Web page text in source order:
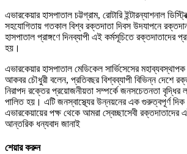
এভারকেয়ার হাসপাতাল চট্টগ্রাম, রোটারি ইন্টারন্যাশনাল
সহযোগিতায় গতকাল বিশ্ব রক্তদাতা দিবস উদযাপনে
হাসপাতাল প্রাঙ্গণে দিনব্যাপী এই কর্মসূচিতে রক্তদাতাদের
হয়।
এভারকেয়ার হাসপাতাল মেডিকেল সার্ভিসেসের
আকবর চৌধুরী বলেন, প্রতিবছর বিশ্বব্যাপী বিভিন্ন দেশে
নিরাপদ রক্তের প্রয়োজনীয়তা সম্পর্কে জনসচেতনতা বৃদ্ধির
পালিত হয়। এটি জনস্বাস্থ্যের উন্নয়নের এক গুরুত্বপূর্ণ
এভারকেয়ায়ের পক্ষ থেকে আমরা স্বেচ্ছাসেবী
আন্তরিক ধন্যবাদ জানাই
শেয়ার করুন